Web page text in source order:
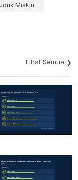
Miskin
Lihat Semua